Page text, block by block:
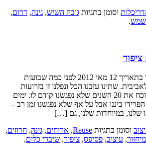
וסומן בתגיותגובה השיש,גינה,דרום,
.
פורסם לראשונה ב"תפוז" בתאריך 12 מאי 2012 לפני כמה שבועות
שתינו עזבנו הכל ונפלנו זו בזרועות
רעותה בחיבוק אוהב ששוכח את 20 השנים שלא נפגשנו קודם לו. ימים
ביננו אבל על אף שלא נפגשנו זמן רב –
שלנו, במיוחדות שלנו, גם […]
וסומן בתגיותReuse
,אריחים,גינה,חרוזים,
,עיצוב,פסיפס,ציפור,שיברי כלים,